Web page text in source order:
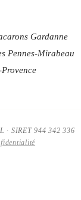
Gardanne
Pennes-Mirabeau
· SIRET944 342 336